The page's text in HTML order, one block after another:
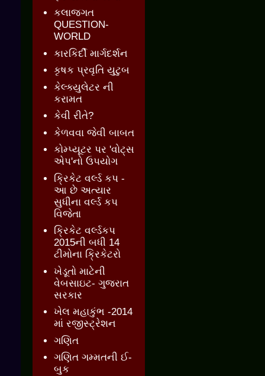
કલાજગત
QUESTION-
WORLD
કારકિર્દી માર્ગદર્શન
કૃષક પ્રવૃતિ યુટુબ
કેલ્ક્યુલેટર ની
કરામત
કેવી રીતે?
કેળવવા જેવી બાબત
કોમ્પ્યૂટર પર 'વોટ્સ
એપ'નો ઉપયોગ
ક્રિકેટ વર્લ્ડ કપ -
આ છે અત્યાર
સુધીના વર્લ્ડ કપ
વિજેતા
ક્રિકેટ વર્લ્ડકપ
2015ની બધી 14
ટીમોના ક્રિકેટરો
ખેડૂતો માટેની
વેબસાઇટ- ગુજરાત
સરકાર
ખેલ મહાકુંભ -2014
માં રજીસ્ટ્રેશન
ગણિત
ગણિત ગમ્મતની ઈ-
બુક